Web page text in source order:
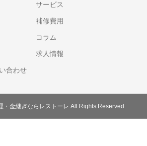
サービス
補修費用
コラム
求人情報
合わせ
・金継ぎならレストーレ All Rights Reserved.